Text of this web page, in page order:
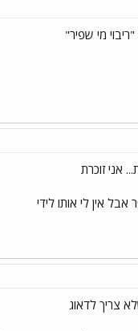
מי שפיר"
אני זוכרת
אין לי אותו לידי
צריך לדאוג